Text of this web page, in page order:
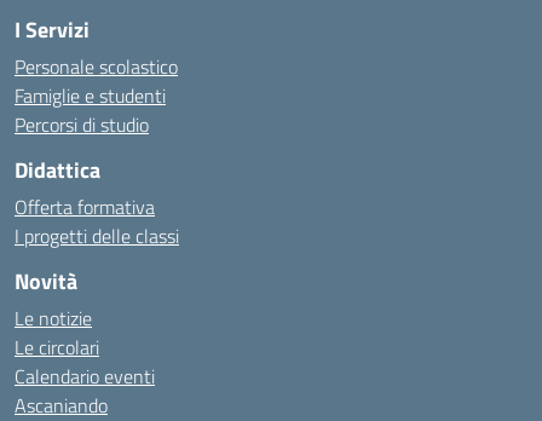
I Servizi
Personale scolastico
Famiglie e studenti
Percorsi di studio
Didattica
Offerta formativa
I progetti delle classi
Novità
Le notizie
Le circolari
Calendario eventi
Ascaniando